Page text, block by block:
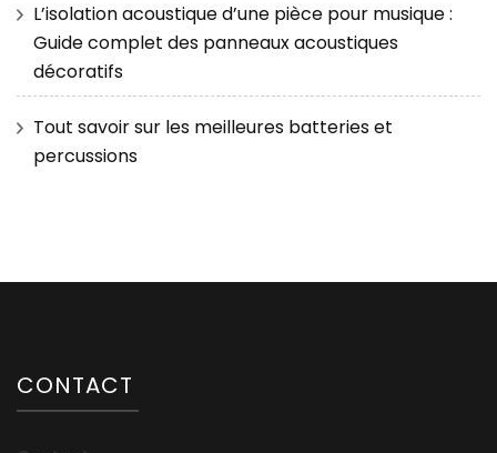
L’isolation acoustique d’une pièce pour musique :
Guide complet des panneaux acoustiques
décoratifs
Tout savoir sur les meilleures batteries et
percussions
CONTACT